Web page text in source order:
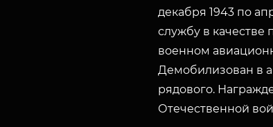
декабря 1943 по
службу в качестве
военном
Демобилизован в
рядового.
Отечественной